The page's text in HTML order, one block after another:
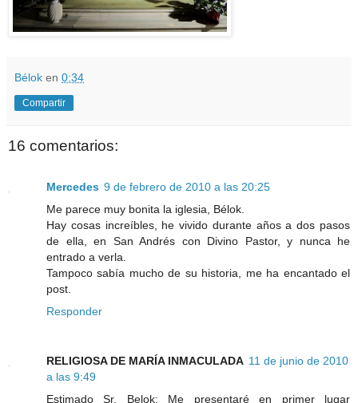
Bélok en 0:34
Compartir
16 comentarios:
Mercedes 9 de febrero de 2010 a las 20:25
Me parece muy bonita la iglesia, Bélok.
Hay cosas increíbles, he vivido durante años a dos pasos
de ella, en San Andrés con Divino Pastor, y nunca he
entrado a verla.
Tampoco sabía mucho de su historia, me ha encantado el
post.
Responder
RELIGIOSA DE MARÍA INMACULADA 11 de junio de 2010
a las 9:49
Estimado Sr. Belok: Me presentaré en primer lugar